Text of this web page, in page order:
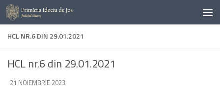
Skip to content
HCL NR.6 DIN 29.01.2021
HCL nr.6 din 29.01.2021
DE ·
21 NOIEMBRIE 2023